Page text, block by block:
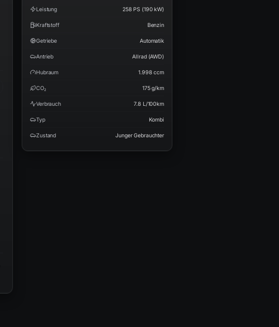
Leistung 258 PS (190 kW)
Kraftstoff Benzin
Getriebe Automatik
Antrieb Allrad (AWD)
Hubraum 1.998 ccm
CO₂ 175 g/km
Verbrauch 7.8 L/100km
Typ Kombi
Zustand Junger Gebrauchter